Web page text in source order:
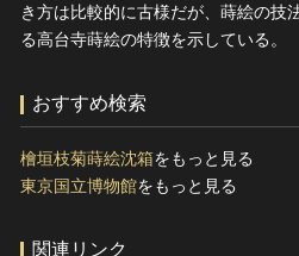
き方は比較的に古様だが、蒔絵の技
る高台寺蒔絵の特徴を示している。
おすすめ検索
檜垣枝菊蒔絵沈箱をもっと見る
東京国立博物館をもっと見る
関連リンク